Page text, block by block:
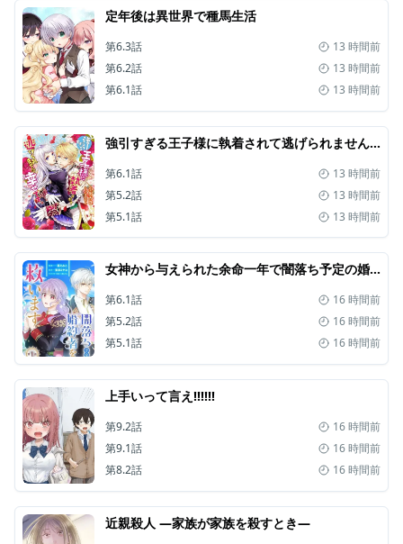
定年後は異世界で種馬生活
第6.3話
13 時間前
第6.2話
13 時間前
第6.1話
13 時間前
強引すぎる王子様に執着されて逃げられませんが幸せです。
第6.1話
13 時間前
第5.2話
13 時間前
第5.1話
13 時間前
女神から与えられた余命一年で闇落ち予定の婚約者を救います
第6.1話
16 時間前
第5.2話
16 時間前
第5.1話
16 時間前
上手いって言え!!!!!!
第9.2話
16 時間前
第9.1話
16 時間前
第8.2話
16 時間前
近親殺人 ―家族が家族を殺すとき―